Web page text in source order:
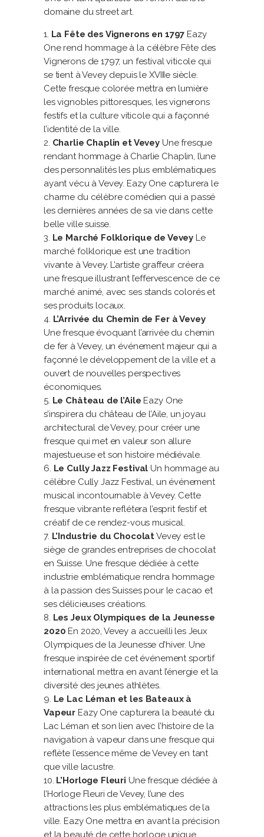
domaine du street art.
La Fête des Vignerons en 1797 Eazy
One rend hommage à la célèbre Fête des
Vignerons de 1797, un festival viticole qui
se tient à Vevey depuis le XVIIIe siècle.
Cette fresque colorée mettra en lumière
les vignobles pittoresques, les vignerons
festifs et la culture viticole qui a façonné
l’identité de la ville.
Charlie Chaplin et VeveyUne fresque
rendant hommage à Charlie Chaplin, l’une
des personnalités les plus emblématiques
ayant vécu à Vevey. Eazy One capturera le
charme du célèbre comédien qui a passé
les dernières années de sa vie dans cette
belle ville suisse.
Le Marché Folklorique de Vevey Le
marché folklorique est une tradition
vivante à Vevey. L’artiste graffeur créera
une fresque illustrant l’effervescence de ce
marché animé, avec ses stands colorés et
ses produits locaux.
L’Arrivée du Chemin de Fer à Vevey
Une fresque évoquant l’arrivée du chemin
de fer à Vevey, un événement majeur qui a
façonné le développement de la ville et a
ouvert de nouvelles perspectives
économiques.
Le Château de l’Aile Eazy One
s’inspirera du château de l’Aile, un joyau
architectural de Vevey, pour créer une
fresque qui met en valeur son allure
majestueuse et son histoire médiévale.
Le Cully Jazz Festival Un hommage au
célèbre Cully Jazz Festival, un événement
musical incontournable à Vevey. Cette
fresque vibrante reflétera l’esprit festif et
créatif de ce rendez-vous musical.
L’Industrie du ChocolatVevey est le
siège de grandes entreprises de chocolat
en Suisse. Une fresque dédiée à cette
industrie emblématique rendra hommage
à la passion des Suisses pour le cacao et
ses délicieuses créations.
Les Jeux Olympiques de la Jeunesse
2020 En 2020, Vevey a accueilli les Jeux
Olympiques de la Jeunesse d’hiver. Une
fresque inspirée de cet événement sportif
international mettra en avant l’énergie et la
diversité des jeunes athlètes.
Le Lac Léman et les Bateaux à
Vapeur Eazy One capturera la beauté du
Lac Léman et son lien avec l’histoire de la
navigation à vapeur dans une fresque qui
reflète l’essence même de Vevey en tant
que ville lacustre.
L’Horloge Fleuri Une fresque dédiée à
l’Horloge Fleuri de Vevey, l’une des
attractions les plus emblématiques de la
ville. Eazy One mettra en avant la précision
et la beauté de cette horloge unique.